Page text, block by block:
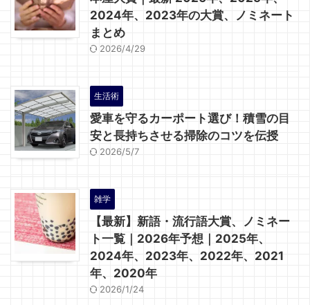
2024年、2023年の大賞、ノミネート
まとめ
2026/4/29
生活術
愛車を守るカーポート選び！積雪の目
安と長持ちさせる掃除のコツを伝授
2026/5/7
雑学
【最新】新語・流行語大賞、ノミネー
ト一覧｜2026年予想｜2025年、
2024年、2023年、2022年、2021
年、2020年
2026/1/24